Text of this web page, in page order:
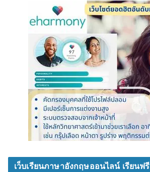
เว็บเรียนภาษาอังกฤษออนไลน์ เรียนฟรี